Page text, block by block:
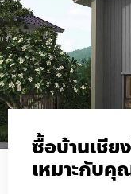
ซื้อบ้านเชีย
เหมาะกับคุ